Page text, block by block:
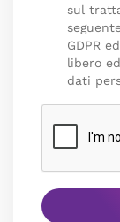
sul
GDPR
libero
dati